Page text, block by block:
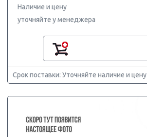
Наличие и цену
уточняйте у менеджера
Срок поставки: Уточняйте наличие и цену